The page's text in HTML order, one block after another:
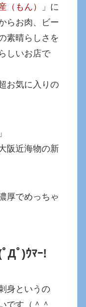
（もん）
」に
らお肉、ビー
素晴らしさを
しいお店で
お気に入りの
」
阪近海物の新
厚でめっちゃ
Дﾟ)ｳﾏｰ!
身というの
です（＾＾